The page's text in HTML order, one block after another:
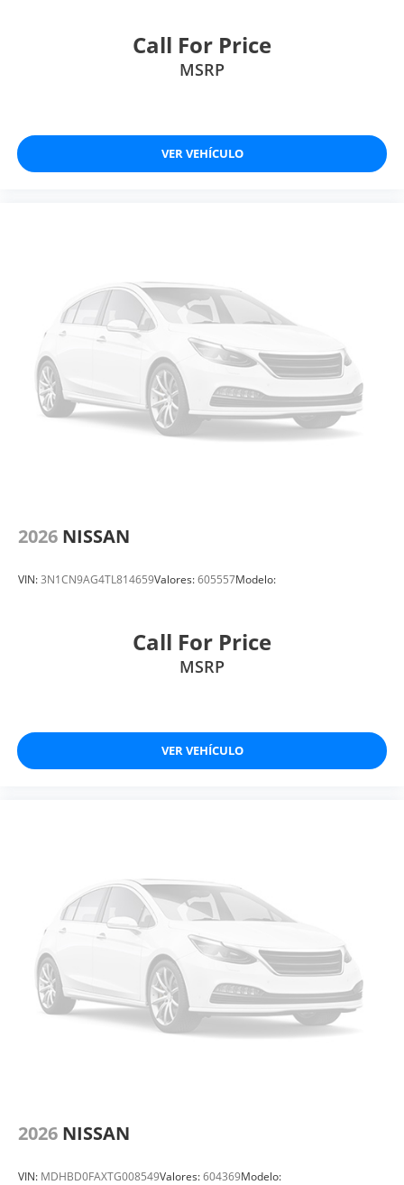
Call For Price
MSRP
VER VEHÍCULO
2026 NISSAN
VIN:3N1CN9AG4TL814659Valores:605557Modelo:
Call For Price
MSRP
VER VEHÍCULO
2026 NISSAN
VIN: MDHBD0FAXTG008549Valores:604369Modelo: